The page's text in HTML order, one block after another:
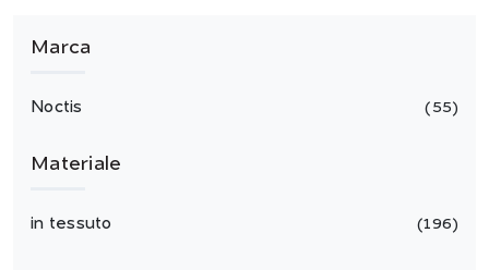
Marca
Noctis 55
Materiale
in tessuto 196